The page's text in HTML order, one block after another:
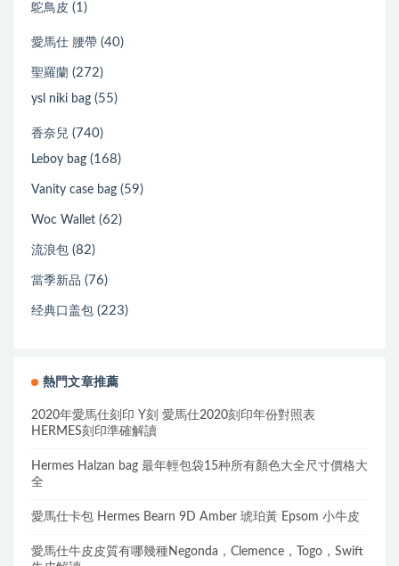
鴕鳥皮 (1)
愛馬仕 腰帶 (40)
聖羅蘭 (272)
ysl niki bag (55)
香奈兒 (740)
Leboy bag (168)
Vanity case bag (59)
Woc Wallet (62)
流浪包 (82)
當季新品 (76)
经典口盖包 (223)
熱門文章推薦
2020年愛馬仕刻印 Y刻 愛馬仕2020刻印年份對照表
HERMES刻印準確解讀
Hermes Halzan bag 最年輕包袋15种所有顏色大全尺寸價格大
全
愛馬仕卡包 Hermes Bearn 9D Amber 琥珀黃 Epsom 小牛皮
愛馬仕牛皮皮質有哪幾種Negonda，Clemence，Togo，Swift